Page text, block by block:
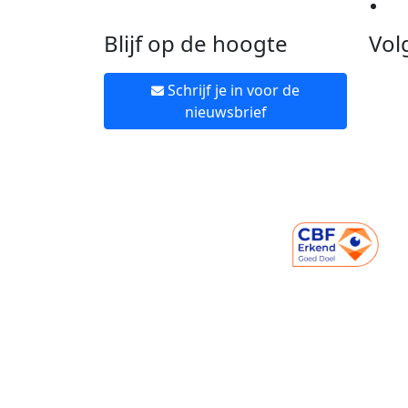
Blijf op de hoogte
Schrijf je in voor de
nieuwsbrief